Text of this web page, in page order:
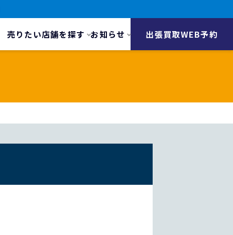
売りたい店舗を探す お知らせ 出張買取WEB予約